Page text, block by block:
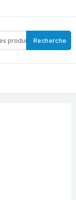
Recherche